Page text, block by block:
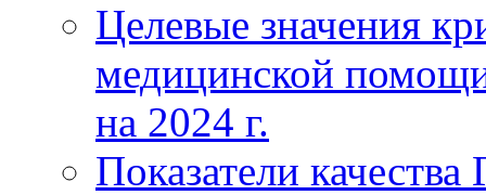
Целевые значения
медицинской
на 2024 г.
Показатели